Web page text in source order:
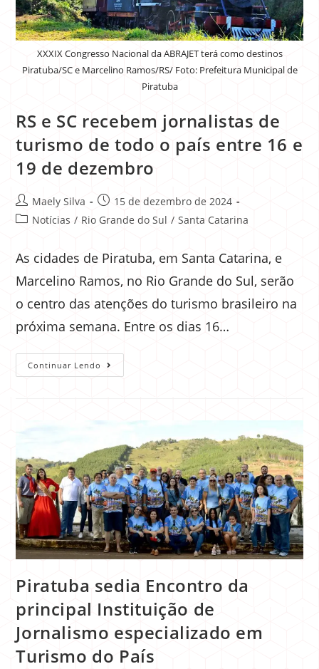
XXXIX Congresso Nacional da ABRAJET terá como destinos
Piratuba/SC e Marcelino Ramos/RS/ Foto: Prefeitura Municipal de
Piratuba
RS e SC recebem jornalistas de
turismo de todo o país entre 16 e
19 de dezembro
Maely Silva
15 de dezembro de 2024
Notícias / Rio Grande do Sul / Santa Catarina
As cidades de Piratuba, em Santa Catarina, e
Marcelino Ramos, no Rio Grande do Sul, serão
o centro das atenções do turismo brasileiro na
próxima semana. Entre os dias 16…
Continuar Lendo
Piratuba sedia Encontro da
principal Instituição de
Jornalismo especializado em
Turismo do País